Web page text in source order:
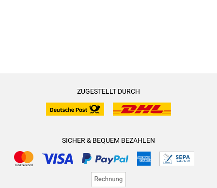
ZUGESTELLT DURCH
SICHER & BEQUEM BEZAHLEN